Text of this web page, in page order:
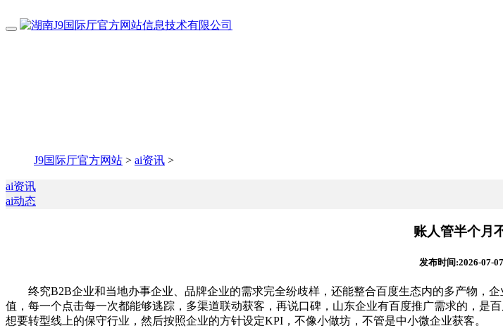
J9国际厅官方网站 > ai资讯 >
ai资讯
ai动态
账人管半个月
发布时间:2026-07-
终究B2B企业和当地办事企业、品牌企业的需求完全纷歧样，还能整合百度生态内的多产物，
值，每一个点击每一次都能够逃踪，多渠道联动获客，再说口碑，山东企业有百度推广需求的，是
想要转型线上的保守行业，然后按照企业的方针设定KPI，不像小做坊，不管是中小微企业获客。